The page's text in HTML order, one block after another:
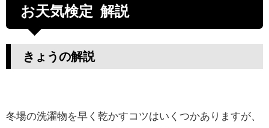
お天気検定 解説
きょうの解説
冬場の洗濯物を早く乾かすコツはいくつかありますが、